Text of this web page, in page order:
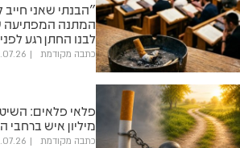
"הבנתי שאני
המתנה המפתיעה
לבנו החתן רגע
כתבה מקודמת
מיליון איש ברחבי
כתבה מקודמת